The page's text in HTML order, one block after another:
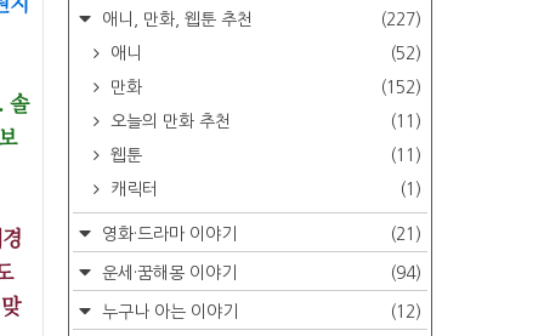
솔
애니, 만화, 웹툰 추천
(227)
애니
(52)
만화
(152)
오늘의 만화 추천
(11)
웹툰
(11)
캐릭터
(1)
영화·드라마 이야기 (21)
운세·꿈해몽 이야기 (94)
누구나 아는 이야기 (12)